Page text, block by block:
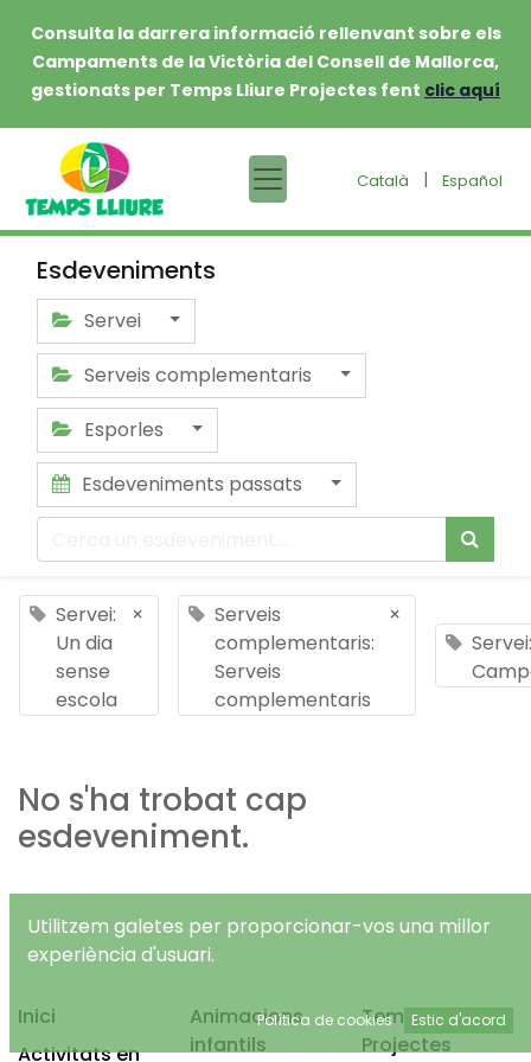
Consulta la darrera informació rellenvant sobre els
Campaments de la Victòria del Consell de Mallorca,
gestionats per Temps Lliure Projectes fent clic aquí
Català | Español
Esdeveniments
Servei
Serveis complementaris
Esporles
Esdeveniments passats
Servei:
Un dia
sense
escola
×
Serveis
complementaris:
Serveis
complementaris
×
Servei:
No s'ha trobat cap
esdeveniment.
Inici
Activitats en
Animacions
infantils
Temps Lliure
Projectes
Utilitzem galetes per proporcionar-vos una millor
experiència d'usuari.
Política de cookies Estic d'acord